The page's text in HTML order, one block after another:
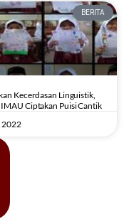
BERITA
Kecerdasan Linguistik,
Ciptakan Puisi Cantik
2022